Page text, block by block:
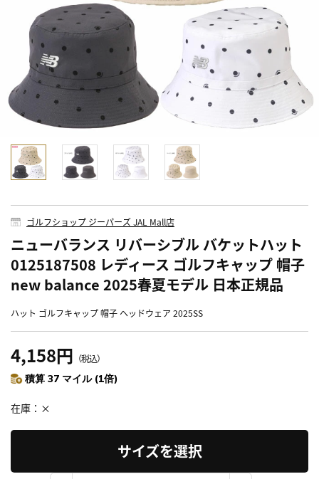
ゴルフショップ ジーパーズ JAL Mall店
ニューバランス リバーシブル バケットハット
0125187508 レディース ゴルフキャップ 帽子
new balance 2025春夏モデル 日本正規品
ハット ゴルフキャップ 帽子 ヘッドウェア 2025SS
4,158円 （税込）
積算 37 マイル (1倍)
在庫 ×
サイズを選択